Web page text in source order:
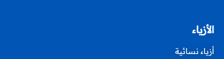
الأزياء
أزياء نسائية